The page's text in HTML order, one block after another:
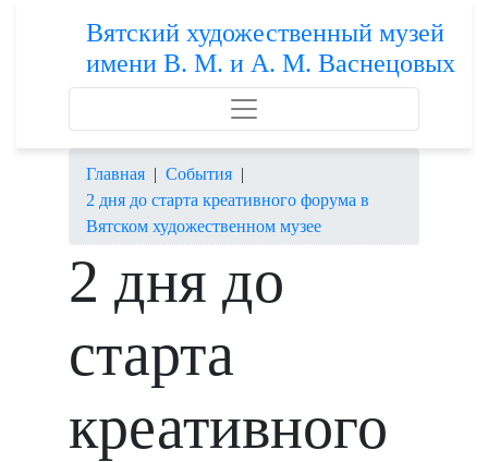
Вятский художественный музей
имени В. М. и А. М. Васнецовых
Главная | События |
2 дня до старта креативного форума в
Вятском художественном музее
2 дня до
старта
креативного